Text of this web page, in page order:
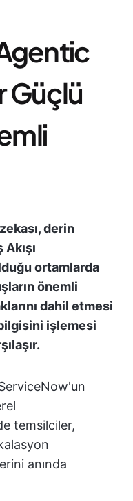
Güçlü
derin
ortamlarda
önemli
dahil etmesi
işlemesi
temsilciler,
anında